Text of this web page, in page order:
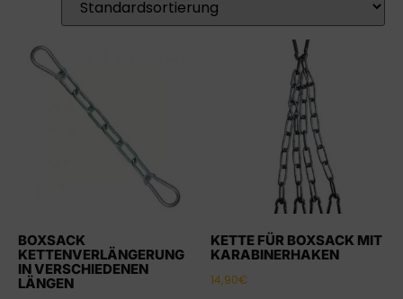
BOXSACK
KETTENVERLÄNGERUNG
IN VERSCHIEDENEN
LÄNGEN
KETTE FÜR BOXSACK MIT
KARABINERHAKEN
14,90€